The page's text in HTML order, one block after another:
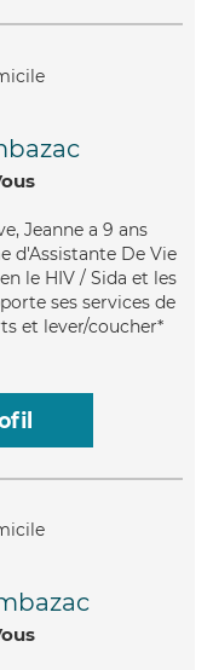
Jeanne a 9 ans
d'Assistante De Vie
le HIV / Sida et les
ses services de
et lever/coucher*